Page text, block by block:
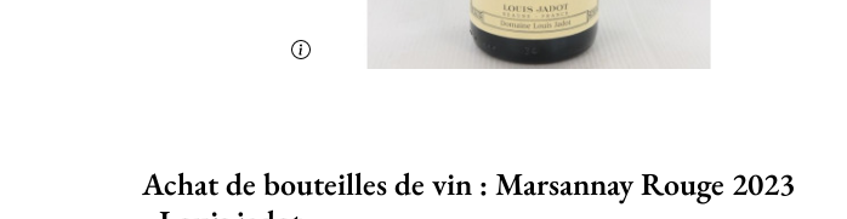
Achat de bouteilles de vin : Marsannay Rouge 2023